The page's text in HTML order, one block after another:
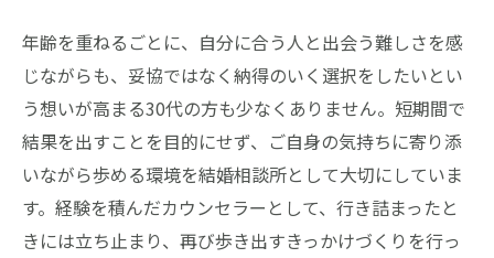
年齢を重ねるごとに、自分に合う人と出会う難しさを感
じながらも、妥協ではなく納得のいく選択をしたいとい
う想いが高まる30代の方も少なくありません。短期間で
結果を出すことを目的にせず、ご自身の気持ちに寄り添
いながら歩める環境を結婚相談所として大切にしていま
す。経験を積んだカウンセラーとして、行き詰まったと
きには立ち止まり、再び歩き出すきっかけづくりを行っ